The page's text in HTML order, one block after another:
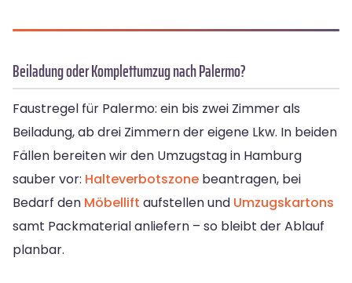
Beiladung oder Komplettumzug nach Palermo?
Faustregel für Palermo: ein bis zwei Zimmer als
Beiladung, ab drei Zimmern der eigene Lkw. In beiden
Fällen bereiten wir den Umzugstag in Hamburg
sauber vor: Halteverbotszone beantragen, bei
Bedarf den Möbellift aufstellen und Umzugskartons
samt Packmaterial anliefern – so bleibt der Ablauf
planbar.